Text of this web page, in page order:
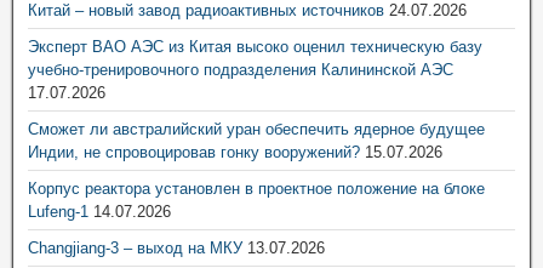
Китай – новый завод радиоактивных источников 24.07.2026
Эксперт ВАО АЭС из Китая высоко оценил техническую базу
учебно-тренировочного подразделения Калининской АЭС
17.07.2026
Сможет ли австралийский уран обеспечить ядерное будущее
Индии, не спровоцировав гонку вооружений? 15.07.2026
Корпус реактора установлен в проектное положение на блоке
Lufeng-1 14.07.2026
Changjiang-3 – выход на МКУ 13.07.2026